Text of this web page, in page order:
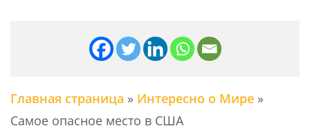
Главная страница » Интересно о Мире »
Самое опасное место в США